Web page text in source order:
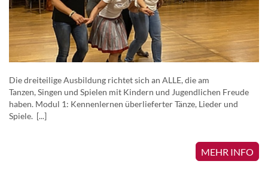
Die dreiteilige Ausbildung richtet sich an ALLE, die am
Tanzen, Singen und Spielen mit Kindern und Jugendlichen Freude
haben. Modul 1: Kennenlernen überlieferter Tänze, Lieder und
Spiele. [...]
MEHR INFO